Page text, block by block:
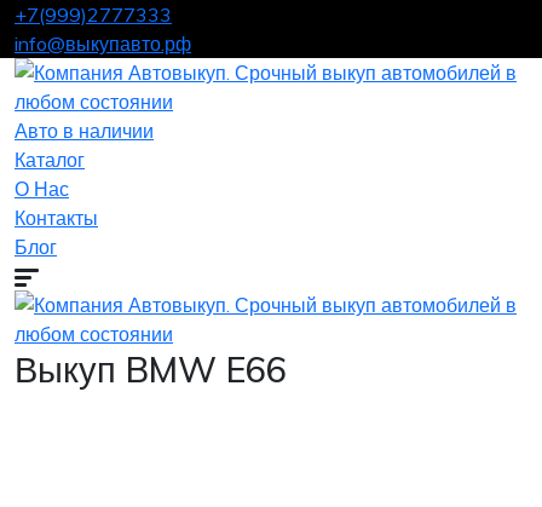
+7(999)2777333
info@выкупавто.рф
Авто в наличии
Каталог
О Нас
Контакты
Блог
Выкуп BMW E66